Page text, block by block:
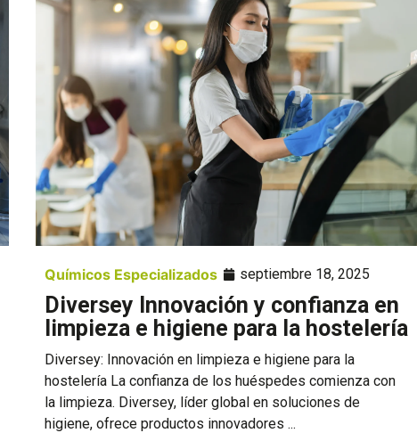
Químicos Especializados septiembre 18, 2025
Diversey Innovación y confianza en
limpieza e higiene para la hostelería
Diversey: Innovación en limpieza e higiene para la
hostelería La confianza de los huéspedes comienza con
la limpieza. Diversey, líder global en soluciones de
higiene, ofrece productos innovadores ...